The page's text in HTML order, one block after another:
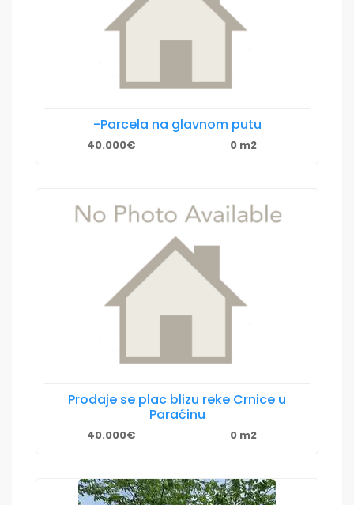
-Parcela na glavnom putu
40.000€ 0 m2
Prodaje se plac blizu reke Crnice u
Paraćinu
40.000€ 0 m2